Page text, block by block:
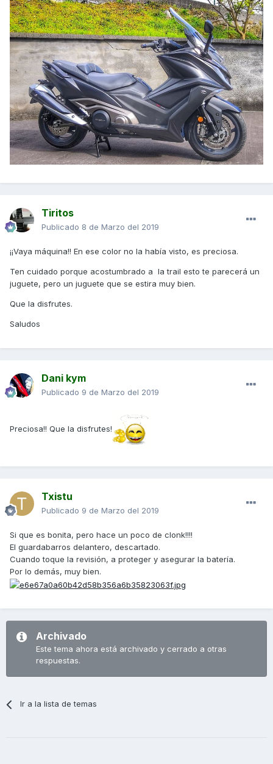
Tiritos
Publicado 8 de Marzo del 2019
¡¡Vaya máquina!! En ese color no la había visto, es preciosa.
Ten cuidado porque acostumbrado a la trail esto te parecerá un
juguete, pero un juguete que se estira muy bien.
Que la disfrutes.
Saludos
Dani kym
Publicado 9 de Marzo del 2019
Preciosa!! Que la disfrutes!
Txistu
Publicado 9 de Marzo del 2019
Si que es bonita, pero hace un poco de clonk!!!!
El guardabarros delantero, descartado.
Cuando toque la revisión, a proteger y asegurar la batería.
Por lo demás, muy bien.
Archivado
Este tema ahora está archivado y cerrado a otras
respuestas.
Ir a la lista de temas